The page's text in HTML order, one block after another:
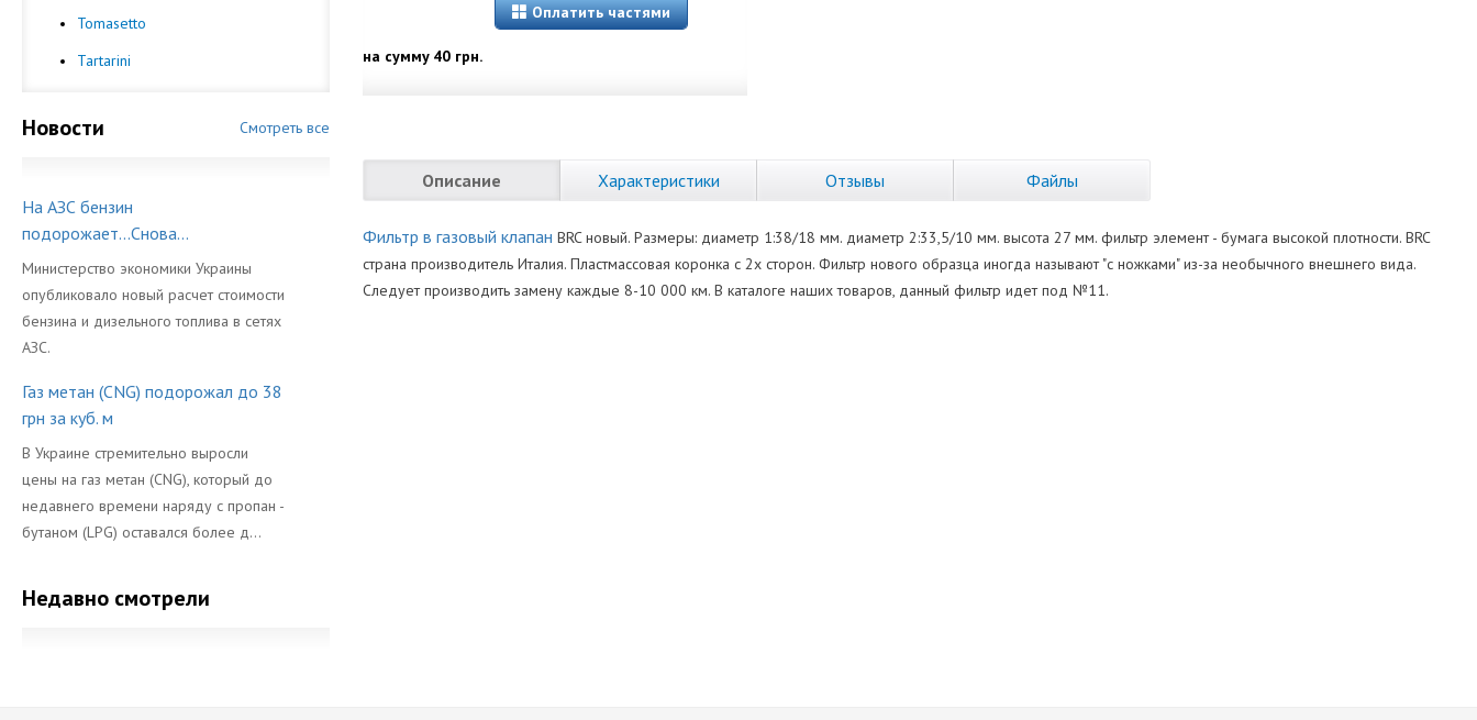
Tomasetto
Tartarini
Новости Смотреть все
На АЗС бензин
подорожает...Снова...
Министерство экономики Украины
опубликовало новый расчет стоимости
бензина и дизельного топлива в сетях
АЗС.
Газ метан (CNG) подорожал до 38
грн за куб. м
В Украине стремительно выросли
цены на газ метан (CNG), который до
недавнего времени наряду с пропан -
бутаном (LPG) оставался более д...
Недавно смотрели
Оплатить частями
на сумму 40 грн.
Описание Характеристики Отзывы Файлы
Фильтр в газовый клапан BRC новый. Размеры: диаметр 1:38/18 мм. диаметр 2:33,5/10 мм. высота 27 мм. фильтр элемент - бумага высокой плотности. BRC
страна производитель Италия. Пластмассовая коронка с 2х сторон. Фильтр нового образца иногда называют "с ножками" из-за необычного внешнего вида.
Следует производить замену каждые 8-10 000 км. В каталоге наших товаров, данный фильтр идет под №11.